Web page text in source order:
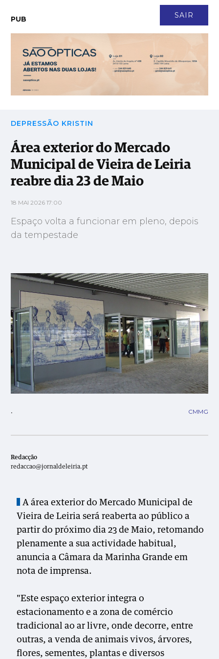
SAIR
PUB
Área exterior do Mercado Municipal de Vieira de Leiria reabre
dia 23 de Maio
DEPRESSÃO KRISTIN
Área exterior do Mercado
Municipal de Vieira de Leiria
reabre dia 23 de Maio
18 MAI 2026 17:00
Espaço volta a funcionar em pleno, depois
da tempestade
. CMMG
Redacção
redaccao@jornaldeleiria.pt
A área exterior do Mercado Municipal de
Vieira de Leiria será reaberta ao público a
partir do próximo dia 23 de Maio, retomando
plenamente a sua actividade habitual,
anuncia a Câmara da Marinha Grande em
nota de imprensa.
"Este espaço exterior integra o
estacionamento e a zona de comércio
tradicional ao ar livre, onde decorre, entre
outras, a venda de animais vivos, árvores,
flores, sementes, plantas e diversos